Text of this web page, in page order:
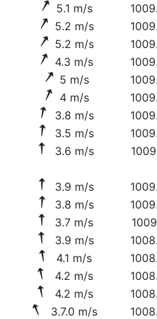
5.1 m/s
5.2 m/s
5.2 m/s
4.3 m/s
5 m/s
4 m/s
3.8 m/s
3.5 m/s
3.6 m/s
3.9 m/s
3.8 m/s
3.7 m/s
3.9 m/s
4.1 m/s
4.2 m/s
4.2 m/s
3.7.0 m/s